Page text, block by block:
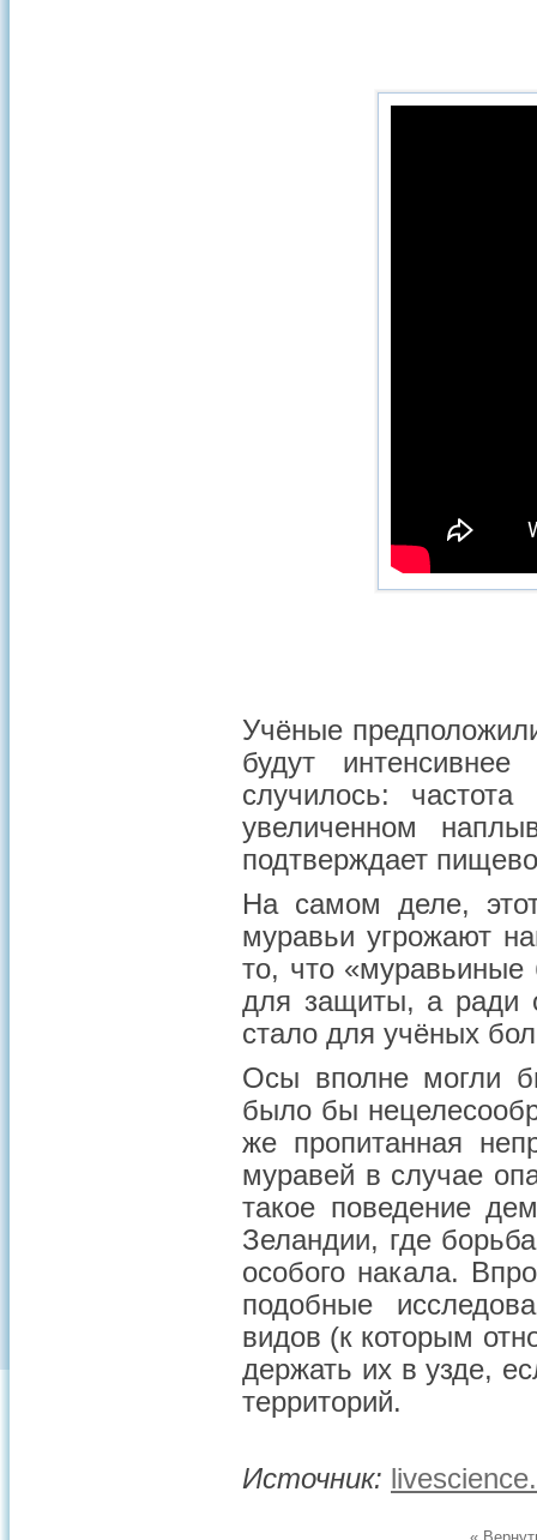
Учёные
будут
случилось:
увеличенном
подтверждает
На самом деле,
муравьи угрожают
то, что «муравьиные
для защиты, а ради
стало для учёных
Осы вполне могли
было бы
же пропитанная
муравей в случае
такое поведение
Зеландии, где
особого накала.
подобные
видов (к которым
держать их в узде,
территорий.
Источник: